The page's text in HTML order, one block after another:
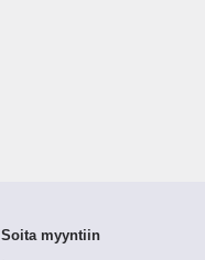
Soita myyntiin